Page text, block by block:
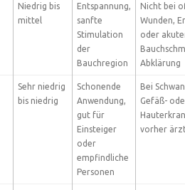
Niedrig bis
mittel
Entspannung,
sanfte
Stimulation
der
Bauchregion
Nicht bei
Wunden,
oder
Abklärung
Sehr niedrig
bis niedrig
Schonende
Anwendung,
gut für
Einsteiger
oder
empfindliche
Personen
Bei
Gefäß-
vorher